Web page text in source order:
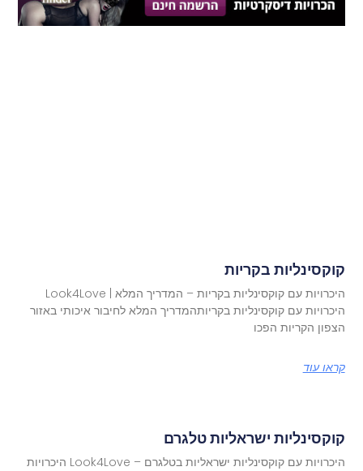
קוקסינליות בקריות
היכרויות עם קוקסינליות בקריות – המדריך המלא | Look4Love
היכרויות עם קוקסינליות בקריותהמדריך המלא לחיבור איכותי באזור
הצפון הקריות הפכו
קראו עוד
קוקסינליות ישראליות טלגרם
היכרויות עם קוקסינליות ישראליות בטלגרם – Look4Love היכרויות